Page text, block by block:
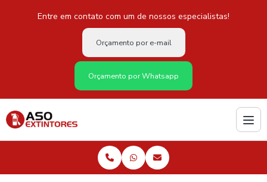
Entre em contato com um de nossos especialistas!
Orçamento por e-mail
Orçamento por Whatsapp